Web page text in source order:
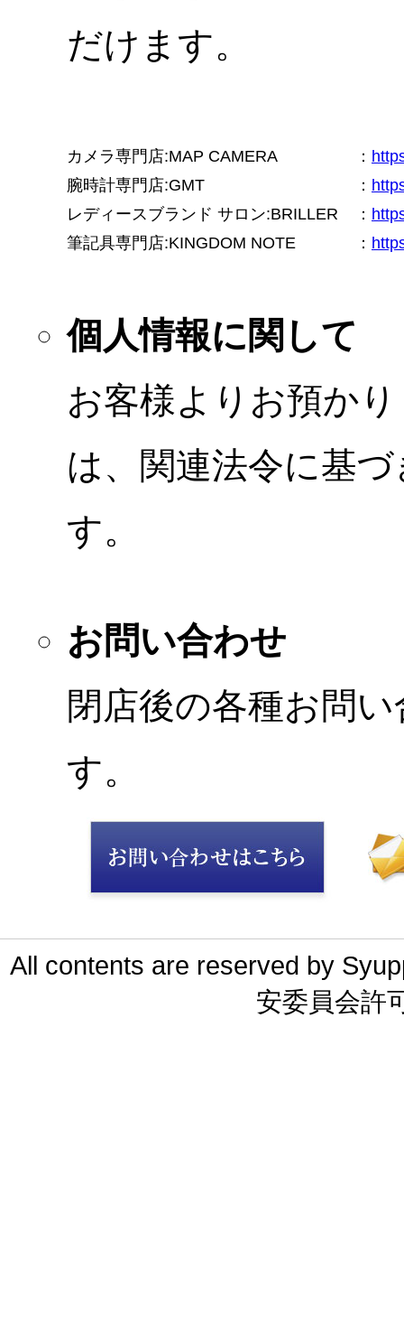
だけます。
カメラ専門店:MAP CAMERA ：
腕時計専門店:GMT
：
レディースブランド サロン:BRILLER
：
筆記具専門店:KINGDOM NOTE
：
個人情報に関して
お客様よりお預か
は、関連法令に基
す。
お問い合わせ
閉店後の各種お問
す。
All contents are reserved by
安委員会許